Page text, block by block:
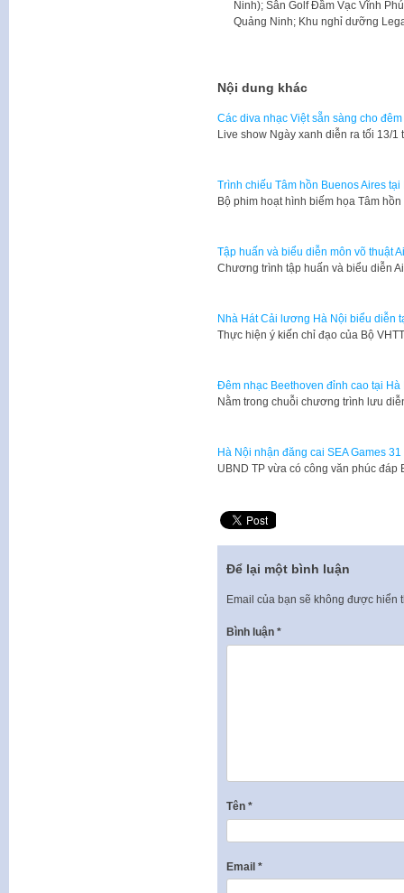
Ninh); Sân Golf Đầm Vạc Vĩnh
Quảng Ninh; Khu nghỉ dưỡng
Nội dung khác
Các diva nhạc Việt sẵn sàng cho
Live show Ngày xanh diễn ra tối 13/
Trình chiếu Tâm hồn Buenos Aires tại
​Bộ phim hoạt hình biếm họa Tâm
Tập huấn và biểu diễn môn võ thuật
​Chương trình tập huấn và biểu diễn
Nhà Hát Cải lương Hà Nội biểu diễn
Thực hiện ý kiến chỉ đạo của Bộ
Đêm nhạc Beethoven đỉnh cao tại Hà
Nằm trong chuỗi chương trình lưu
Hà Nội nhận đăng cai SEA Games 31
UBND TP vừa có công văn phúc
Để lại một bình luận
Email của bạn sẽ không được hiển
Bình luận *
Tên *
Email *